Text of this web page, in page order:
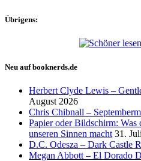
Übrigens:
Neu auf booknerds.de
Herbert Clyde Lewis –
August 2026
Chris Chibnall –
Papier oder Bildschirm:
unseren Sinnen macht 31.
D.C. Odesza – Dark Castle
Megan Abbott – El Dorado